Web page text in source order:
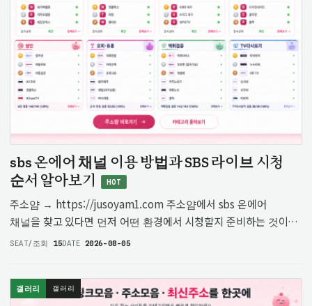
sbs 온에어 채널 이용 방법과 SBS 라이브 시청
순서 알아보기
HOT
주소얌 → https://jusoyam1.com 주소얌에서 sbs 온에어
채널을 찾고 있다면 먼저 어떤 환경에서 시청할지 준비하는 것이
좋습니다. SBS 온에어 채널은 실시간 방송을 확인하려는
SEAT/조회 15DATE 2026-08-05
갤러리 갤러리